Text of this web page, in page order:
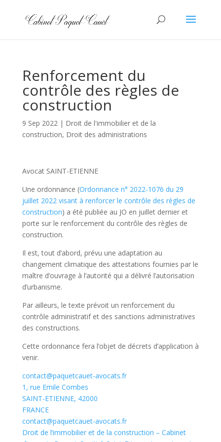
Renforcement du
contrôle des règles de
construction
9 Sep 2022| Droit de l'immobilier et de la
construction, Droit des administrations
Avocat SAINT-ETIENNE
Une ordonnance (Ordonnance n° 2022-1076 du 29
juillet 2022 visant à renforcer le contrôle des règles de
construction) a été publiée au JO en juillet dernier et
porte sur le renforcement du contrôle des règles de
construction.
Il est, tout d’abord, prévu une adaptation au
changement climatique des attestations fournies par le
maître d’ouvrage à l’autorité qui a délivré l’autorisation
d’urbanisme.
Par ailleurs, le texte prévoit un renforcement du
contrôle administratif et des sanctions administratives
des constructions.
Cette ordonnance fera l’objet de décrets d’application à
venir.
contact@paquetcauet-avocats.fr
1, rue Emile Combes
SAINT-ETIENNE, 42000
FRANCE
contact@paquetcauet-avocats.fr
Droit de l’immobilier et de la construction – Cabinet